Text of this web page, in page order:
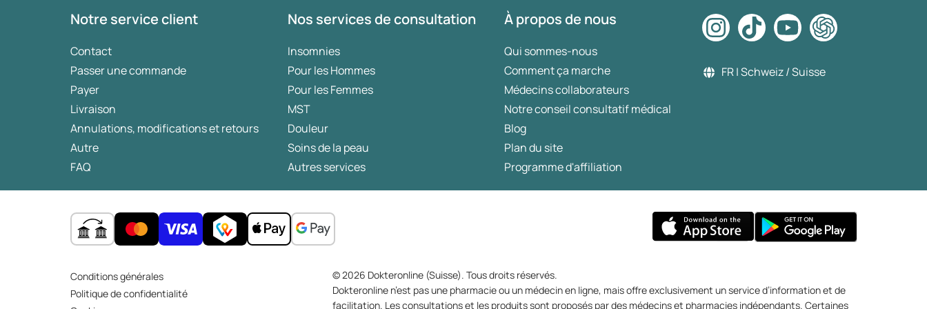
Notre service client
Contact
Passer une commande
Payer
Livraison
Annulations, modifications et retours
Autre
FAQ
Nos services de consultation
Insomnies
Pour les Hommes
Pour les Femmes
MST
Douleur
Soins de la peau
Autres services
À propos de nous
Qui sommes-nous
Comment ça marche
Médecins collaborateurs
Notre conseil consultatif médical
Blog
Plan du site
Programme d'affiliation
FR | Schweiz / Suisse
Conditions générales
Politique de confidentialité
© 2026 Dokteronline (Suisse). Tous droits réservés.
Dokteronline n’est pas une pharmacie ou un médecin en ligne, mais offre exclusivement un service d’information et de
facilitation. Les consultations et les produits sont proposés par des médecins et pharmacies indépendants. Certaines